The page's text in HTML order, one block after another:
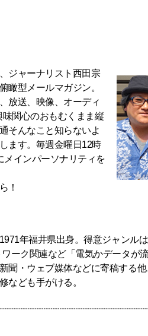
ジャーナリスト西田宗
瞰型メールマガジン。
放送、映像、オーディ
関心のおもむくまま縦
そんなこと知らないよ
ます。毎週金曜日12時
メインパーソナリティを
！
年福井県出身。得意ジャンル
ーク関連など「電気かデータが
聞・ウェブ媒体などに寄稿する
なども手がける。